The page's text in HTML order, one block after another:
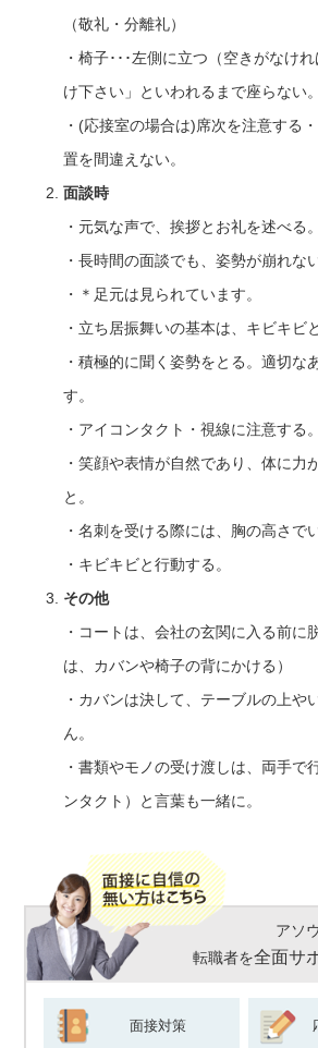
（敬礼・分離礼）
・椅子･･･左側に立つ（空きがなけ
け下さい」といわれるまで座らない。
・(応接室の場合は)席次を注意する
置を間違えない。
面談時
・元気な声で、挨拶とお礼を述べる。
・長時間の面談でも、姿勢が崩れな
・＊足元は見られています。
・立ち居振舞いの基本は、キビキビ
・積極的に聞く姿勢をとる。適切な
す。
・アイコンタクト・視線に注意する。
・笑顔や表情が自然であり、体に力
と。
・名刺を受ける際には、胸の高さで
・キビキビと行動する。
その他
・コートは、会社の玄関に入る前に
は、カバンや椅子の背にかける）
・カバンは決して、テーブルの上や
ん。
・書類やモノの受け渡しは、両手で
ンタクト）と言葉も一緒に。
アソ
転職者を全面サ
面接対策